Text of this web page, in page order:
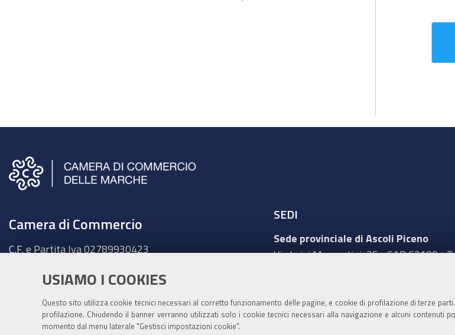
USIAMO I COOKIES
Questo sito utilizza cookie tecnici necessari al corretto funzionamento delle pagine, e cookie di profilazione di terze
profilazione. Chiudendo il banner verranno utilizzati solo i cookie tecnici necessari alla navigazione e alcuni contenuti
momento dal menu laterale "Gestisci impostazioni cookie".
Camera di Commercio
C.F. e Partita Iva 02789930423
Ancona - Largo XXIV Maggio, 1 - CAP 60123
Fatt. elettronica - Cod. univoco:UFKY7Z
cciaa@pec.marche.camcom.it
SEDI
Sede provinciale di Ascoli Piceno
Via Luigi Mercantini, 25 - CAP 63100 -
Sede provinciale di Macerata